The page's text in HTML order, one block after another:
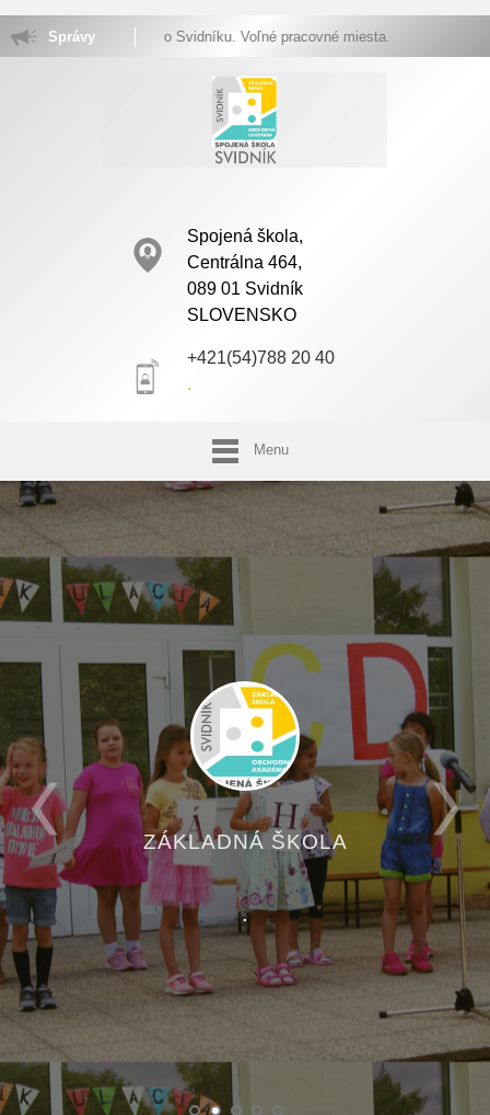
Správy
vo Svidníku. Voľné pracovné miesta.
Spojená škola,
Centrálna 464,
089 01 Svidník
SLOVENSKO
+421(54)788 20 40
.
Menu
OBCHODNÁ AKADÉMIA
.